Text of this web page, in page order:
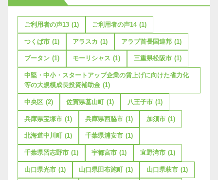
ご利用者の声13 (1) ご利用者の声14 (1)
つくば市 (1) アラスカ (1) アラブ首長国連邦 (1)
ブータン (1) モーリシャス (1) 三重県松阪市 (1)
中堅・中小・スタートアップ企業の賃上げに向けた省力化
等の大規模成長投資補助金 (1)
中央区 (2) 佐賀県基山町 (1) 八王子市 (1)
兵庫県宝塚市 (1) 兵庫県西脇市 (1) 加須市 (1)
北海道中川町 (1) 千葉県浦安市 (1)
千葉県習志野市 (1) 宇都宮市 (1) 宜野湾市 (1)
山口県光市 (1) 山口県田布施町 (1) 山口県萩市 (1)